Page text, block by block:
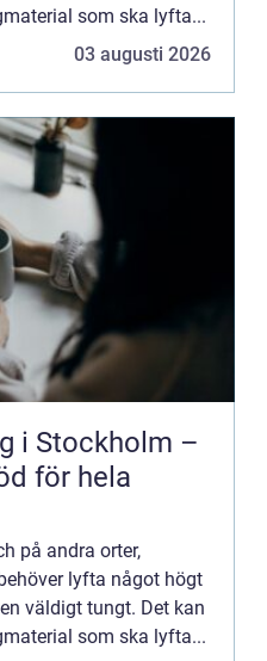
som ska lyfta...
03 augusti 2026
i Stockholm –
för hela
på andra orter,
lyfta något högt
väldigt tungt. Det kan
som ska lyfta...